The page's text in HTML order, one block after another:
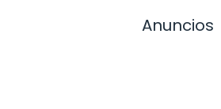
Anuncios